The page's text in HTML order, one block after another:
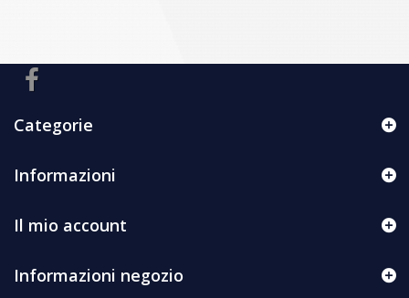
Categorie
Informazioni
Il mio account
Informazioni negozio